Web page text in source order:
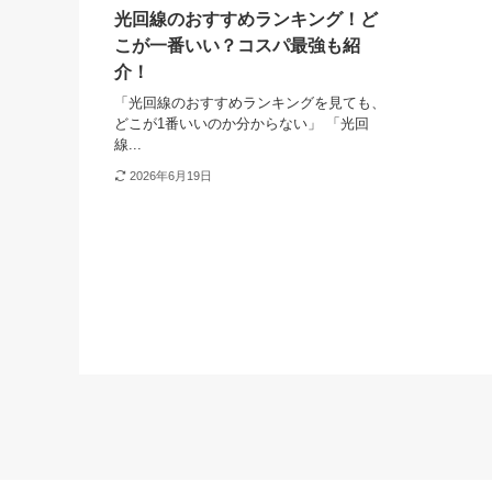
光回線のおすすめランキング！ど
こが一番いい？コスパ最強も紹
介！
「光回線のおすすめランキングを見ても、
どこが1番いいのか分からない」 「光回
線...
2026年6月19日